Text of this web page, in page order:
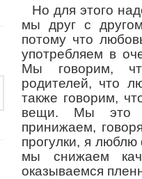
Но для этого
мы друг с
потому что
употребляем в
Мы говорим,
родителей, что
также говорим,
вещи. Мы это
принижаем,
прогулки, я
мы снижаем
оказываемся